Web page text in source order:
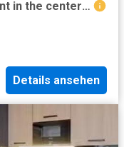
Luxurious and exclusive apartment in the center of Winterhude
Details ansehen